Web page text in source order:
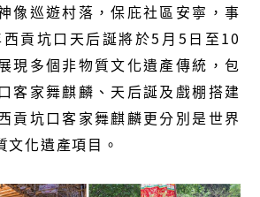
像巡遊村落，保庇社區安寧，事
貢坑口天后誕將於5月5日至10
現多個非物質文化遺產傳統，包
客家舞麒麟、天后誕及戲棚搭建
貢坑口客家舞麒麟更分別是世界
文化遺產項目。